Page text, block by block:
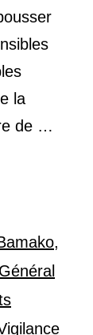
la
de …
,
Général